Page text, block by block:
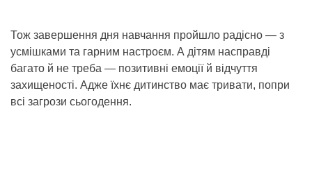
Тож завершення дня навчання пройшло радісно — з
усмішками та гарним настроєм. А дітям насправді
багато й не треба — позитивні емоції й відчуття
захищеності. Адже їхнє дитинство має тривати, попри
всі загрози сьогодення.